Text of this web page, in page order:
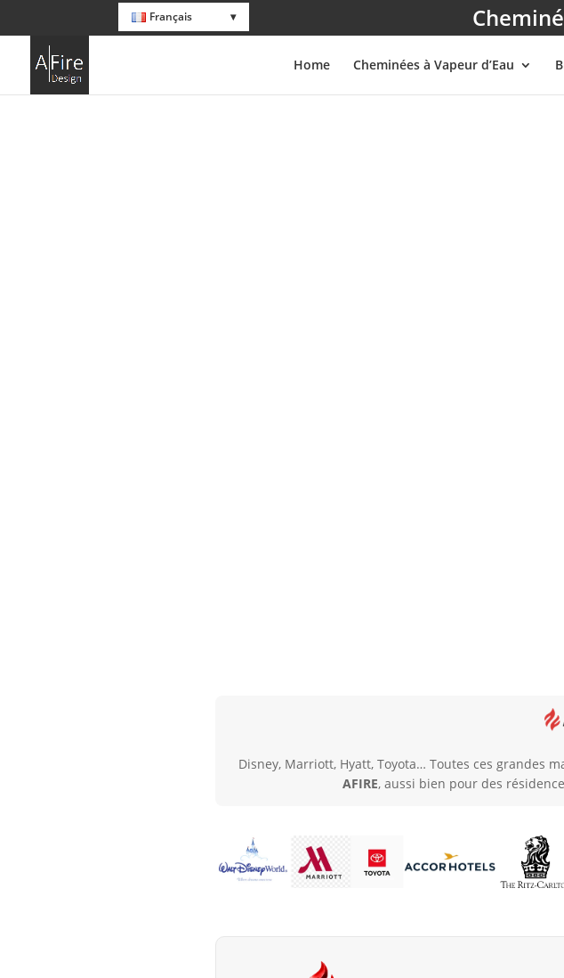
Français
Home Cheminées à Vapeur d’Eau
Disney, Marriott, Hyatt, Toyota… Toutes ces grandes
AFIRE, aussi bien pour des